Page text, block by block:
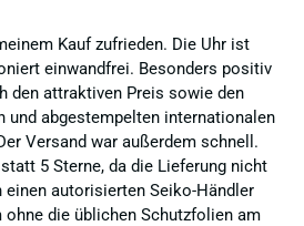
Kauf zufrieden. Die Uhr ist
einwandfrei. Besonders positiv
den attraktiven Preis sowie den
und abgestempelten internationalen
Versand war außerdem schnell.
5 Sterne, da die Lieferung nicht
einen autorisierten Seiko-Händler
ohne die üblichen Schutzfolien am